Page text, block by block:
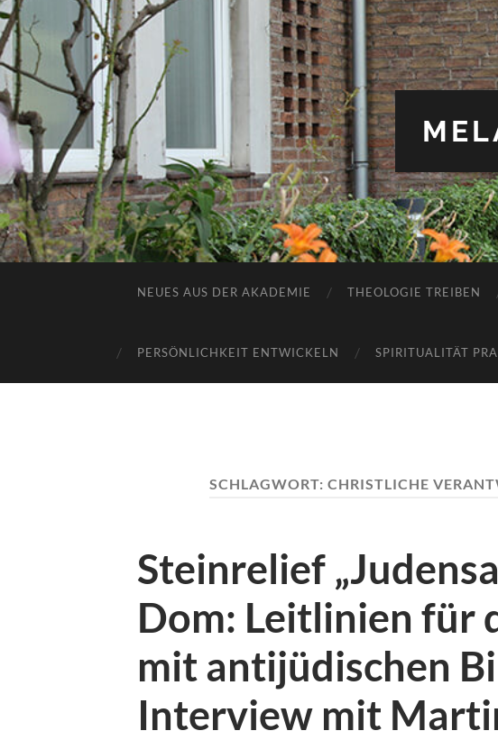
NEUES AUS DER AKADEMIE THEOLOGIE TREIBEN
PERSÖNLICHKEIT ENTWICKELN SPIRITUALITÄT
SCHLAGWORT: CHRISTLICHE
Steinrelief
Dom: Leitlinien für
mit antijüdischen
Interview mit